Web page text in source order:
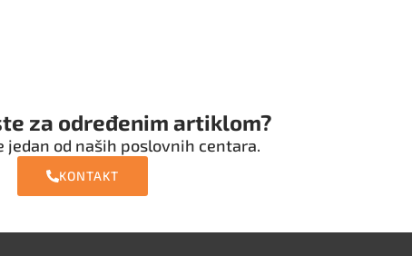
za određenim artiklom?
jedan od naših poslovnih centara.
KONTAKT